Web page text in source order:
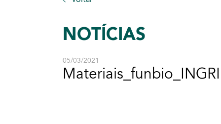
NOTÍCIAS
05/03/2021